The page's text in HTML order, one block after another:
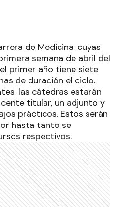
de Medicina, cuyas
semana de abril del
primer año tiene siete
de duración el ciclo.
las cátedras estarán
titular, un adjunto y
prácticos. Estos serán
hasta tanto se
respectivos.